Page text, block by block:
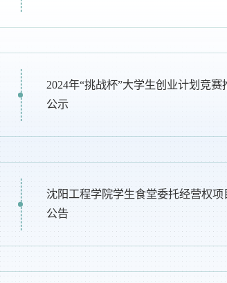
2024年“挑战杯”大学生创业计划竞赛
公示
沈阳工程学院学生食堂委托经营权
公告